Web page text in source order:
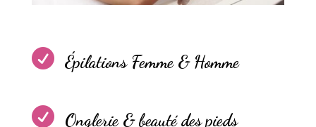
 Épilations Femme & Homme
 Onglerie & beauté des pieds